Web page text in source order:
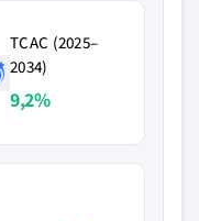
TCAC (2025–
2034)
9,2%